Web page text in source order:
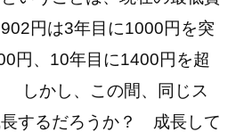
円は3年目に1000円を突
円、10年目に1400円を超
しかし、この間、同じス
長するだろうか？ 成長して